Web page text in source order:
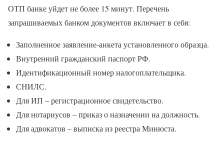
ОТП банке уйдет не более 15 минут. Перечень
запрашиваемых банком документов включает в себя:
Заполненное заявление-анкета установленного образца.
Внутренний гражданский паспорт РФ.
Идентификационный номер налогоплательщика.
СНИЛС.
Для ИП – регистрационное свидетельство.
Для нотариусов – приказ о назначении на должность.
Для адвокатов – выписка из реестра Минюста.